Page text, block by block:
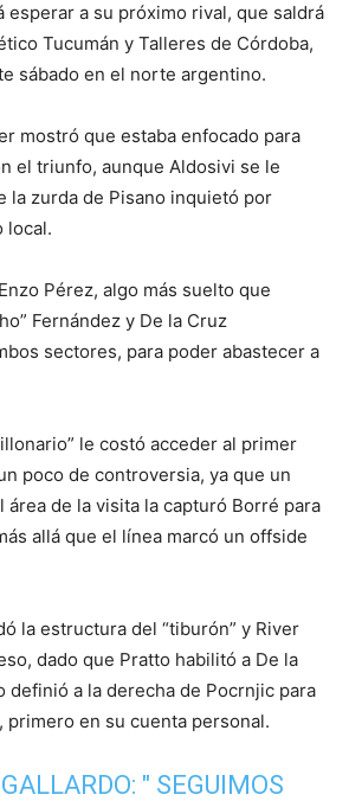
esperar a su próximo rival, que saldrá
Tucumán y Talleres de Córdoba,
sábado en el norte argentino.
mostró que estaba enfocado para
el triunfo, aunque Aldosivi se le
la zurda de Pisano inquietó por
local.
Pérez, algo más suelto que
Fernández y De la Cruz
sectores, para poder abastecer a
le costó acceder al primer
poco de controversia, ya que un
área de la visita la capturó Borré para
allá que el línea marcó un offside
la estructura del “tiburón” y River
dado que Pratto habilitó a De la
definió a la derecha de Pocrnjic para
primero en su cuenta personal.
" SEGUIMOS